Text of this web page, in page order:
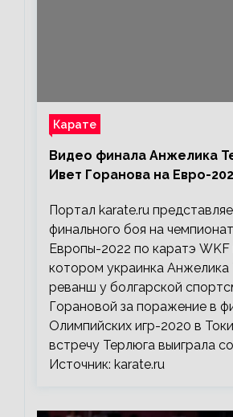
Карате
Видео финала Анжелика
Ивет Горанова на Евро-
Портал karate.ru
финального боя на
Европы-2022 по каратэ WKF
котором украинка Анжелика
реванш у болгарской
Горановой за поражение в
Олимпийских игр-2020 в
встречу Терлюга выиграла
Источник: karate.ru